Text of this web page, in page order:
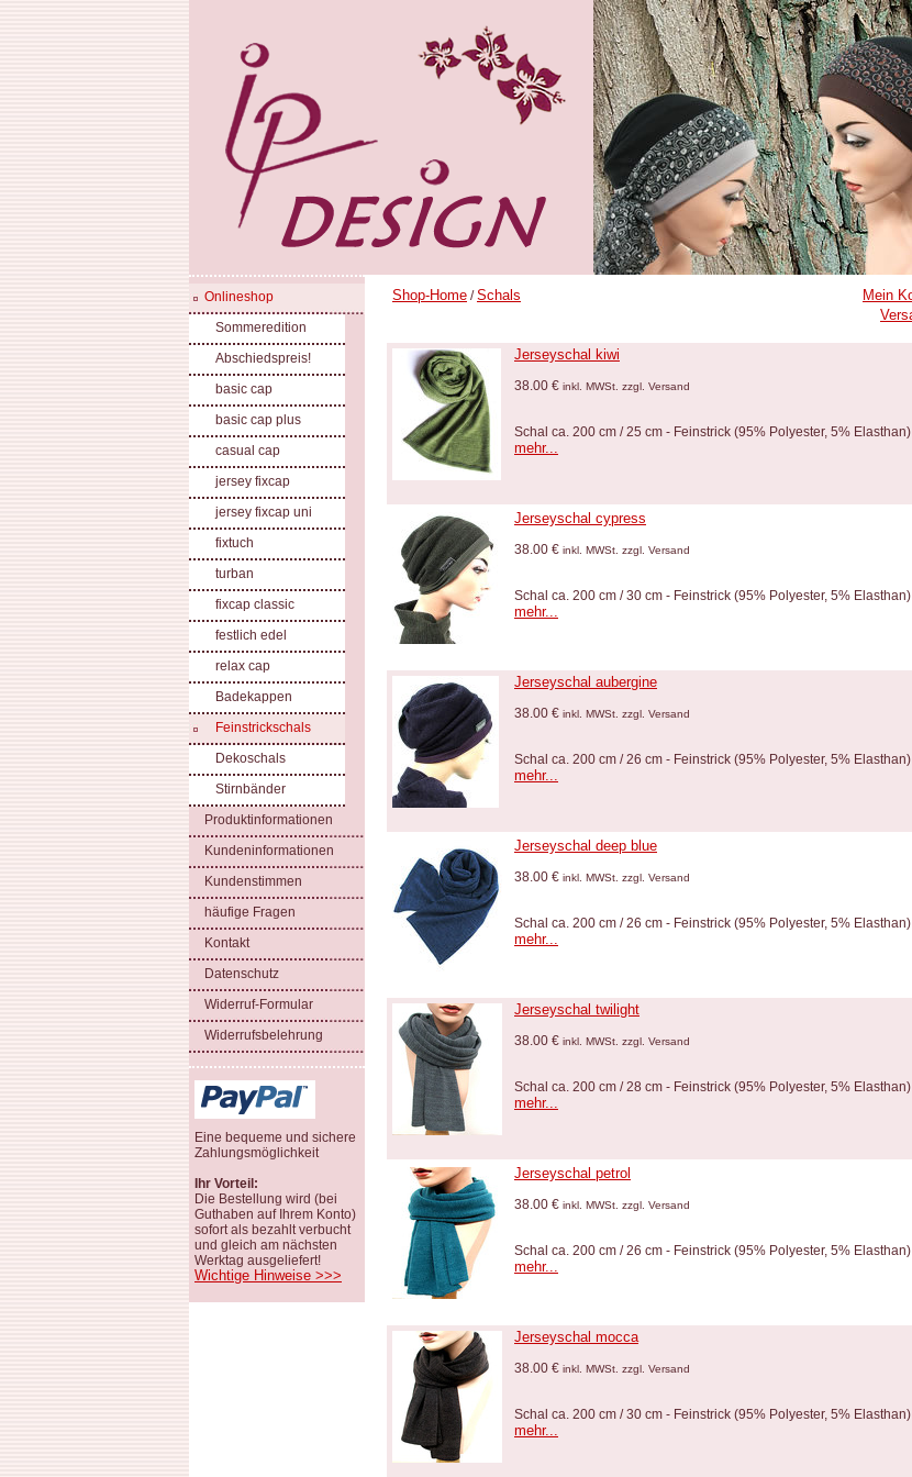
Onlineshop
Sommeredition
Abschiedspreis!
basic cap
basic cap plus
casual cap
jersey fixcap
jersey fixcap uni
fixtuch
turban
fixcap classic
festlich edel
relax cap
Badekappen
Feinstrickschals
Dekoschals
Stirnbänder
Produktinformationen
Kundeninformationen
Kundenstimmen
häufige Fragen
Kontakt
Datenschutz
Widerruf-Formular
Widerrufsbelehrung
Eine bequeme und sichere
Zahlungsmöglichkeit
Ihr Vorteil:
Die Bestellung wird (bei
Guthaben auf Ihrem Konto)
sofort als bezahlt verbucht
und gleich am nächsten
Werktag ausgeliefert!
Wichtige Hinweise >>>
Shop-Home /Schals Mein
Jerseyschal kiwi
38.00 € inkl. MWSt. zzgl. Versand
Schal ca. 200 cm / 25 cm - Feinstrick (95% Polyester, 5% Elasthan)
mehr...
Jerseyschal cypress
38.00 € inkl. MWSt. zzgl. Versand
Schal ca. 200 cm / 30 cm - Feinstrick (95% Polyester, 5% Elasthan)
mehr...
Jerseyschal aubergine
38.00 € inkl. MWSt. zzgl. Versand
Schal ca. 200 cm / 26 cm - Feinstrick (95% Polyester, 5% Elasthan)
mehr...
Jerseyschal deep blue
38.00 € inkl. MWSt. zzgl. Versand
Schal ca. 200 cm / 26 cm - Feinstrick (95% Polyester, 5% Elasthan)
mehr...
Jerseyschal twilight
38.00 € inkl. MWSt. zzgl. Versand
Schal ca. 200 cm / 28 cm - Feinstrick (95% Polyester, 5% Elasthan)
mehr...
Jerseyschal petrol
38.00 € inkl. MWSt. zzgl. Versand
Schal ca. 200 cm / 26 cm - Feinstrick (95% Polyester, 5% Elasthan)
mehr...
Jerseyschal mocca
38.00 € inkl. MWSt. zzgl. Versand
Schal ca. 200 cm / 30 cm - Feinstrick (95% Polyester, 5% Elasthan)
mehr...